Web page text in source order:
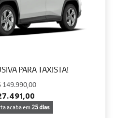
PARA TAXISTA!
149.990,00
acaba em25 dias